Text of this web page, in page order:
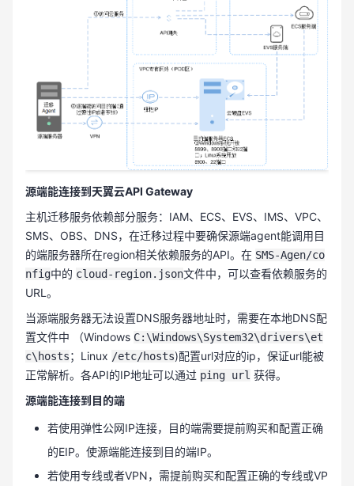
源端能连接到天翼云API Gateway
主机迁移服务依赖部分服务：IAM、ECS、EVS、IMS、VPC、
SMS、OBS、DNS，在迁移过程中要确保源端agent能调用目
的端服务器所在region相关依赖服务的API。在 SMS-Agen/co
nfig中的 cloud-region.json文件中，可以查看依赖服务的
URL。
当源端服务器无法设置DNS服务器地址时，需要在本地DNS配
置文件中 （Windows C:\Windows\System32\drivers\et
c\hosts；Linux /etc/hosts)配置url对应的ip，保证url能被
正常解析。各API的IP地址可以通过 ping url 获得。
源端能连接到目的端
若使用弹性公网IP连接，目的端需要提前购买和配置正确
的EIP。使源端能连接到目的端IP。
若使用专线或者VPN，需提前购买和配置正确的专线或VP